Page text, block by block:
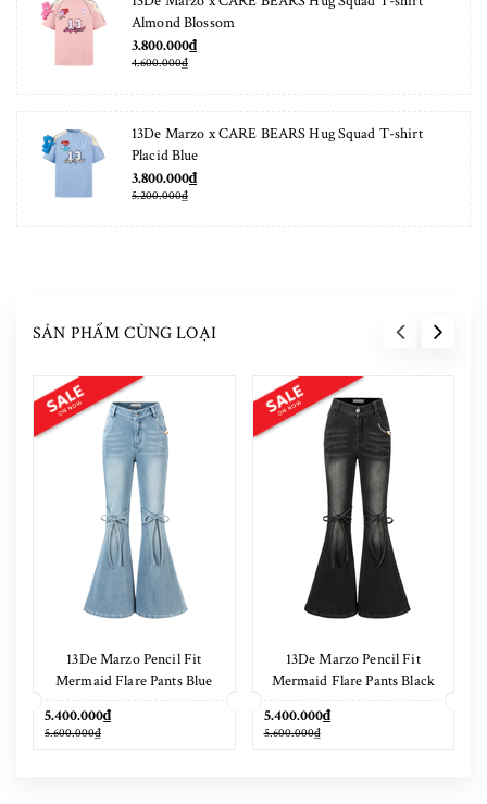
Almond Blossom
3.800.000₫
4.600.000₫
13De Marzo x CARE BEARS Hug Squad T-shirt
Placid Blue
3.800.000₫
5.200.000₫
SẢN PHẨM CÙNG LOẠI
13De Marzo Pencil Fit
Mermaid Flare Pants Blue
5.400.000₫
5.600.000₫
13De Marzo Pencil Fit
Mermaid Flare Pants Black
5.400.000₫
5.600.000₫